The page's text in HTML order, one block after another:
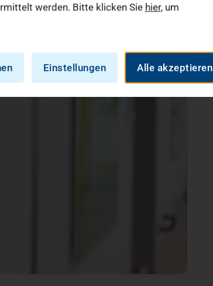
werden. Bitte klicken Sie hier, um
Einstellungen Alle akzeptieren